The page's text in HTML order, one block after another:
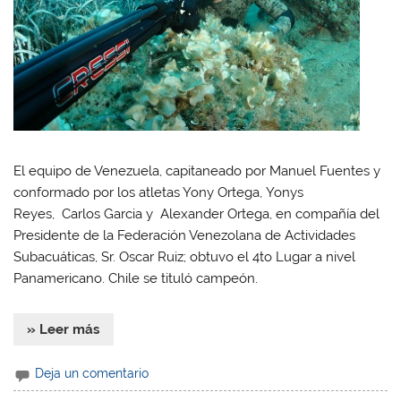
El equipo de Venezuela, capitaneado por Manuel Fuentes y
conformado por los atletas Yony Ortega, Yonys
Reyes, Carlos Garcia y Alexander Ortega, en compañía del
Presidente de la Federación Venezolana de Actividades
Subacuáticas, Sr. Oscar Ruiz; obtuvo el 4to Lugar a nivel
Panamericano. Chile se tituló campeón.
» Leer más
Deja un comentario